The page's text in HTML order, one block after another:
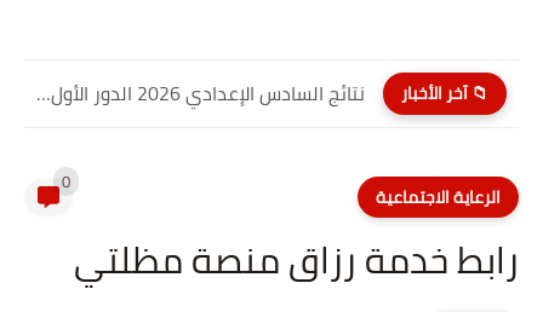
📁 آخر الأخبار نتائج السادس الإعدادي 2026 الدور الأول PDF كربلاء المقدسة| موقع...
الرعاية الاجتماعية 0
رابط خدمة رزاق منصة مظلتي